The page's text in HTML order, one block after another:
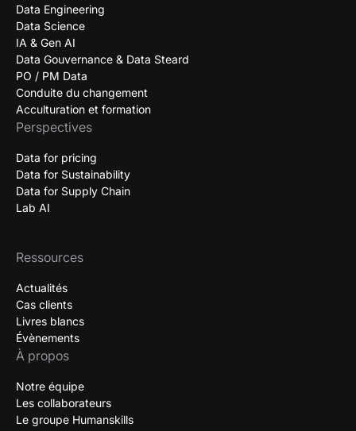
Data Engineering
Data Science
IA & Gen AI
Data Gouvernance & Data Steard
PO / PM Data
Conduite du changement
Acculturation et formation
Perspectives
Data for pricing
Data for Sustainability
Data for Supply Chain
Lab AI
Ressources
Actualités
Cas clients
Livres blancs
Évènements
À propos
Notre équipe
Les collaborateurs
Le groupe Humanskills